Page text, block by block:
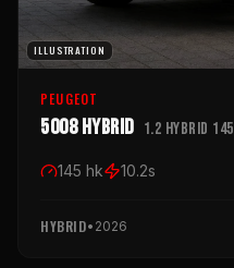
ILLUSTRATION
PEUGEOT
5008 Hybrid 1.2 Hybrid 145
145 hk 10.2s
HYBRID• 2026